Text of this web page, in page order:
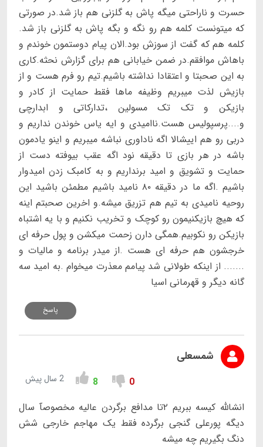
حسرت و ناراحتی میگه پاش به گلزنی هم باز شد.در صورتی
که میتونست کلمه هم رو نگه و بگه پاش به گلزنی باز شد.
کلمه هم که گفت از سوزش بود.الان پیام دوستمون خوندم و
باهاش موافقم.در ضمن خیابانی هم برای گزارش نحثه.کاری
به این صحبتا و اعتقادا نداشته باشیم.تیم رو فرم هست و از
بازیش لذت میبریم وظیفه ماها فقط حمایت از کادر و
بازیکن و تک تک مسولین ،تدارکاتی و ابدارچی
و....پرسپولیس هست.ناامیدی و ایه یاس خوندن نداریم و
دربی رو هم اییشالا اگه ناداوری نباشه میبریم و اینو یادمون
باشه در هر بازی تا دقیقه نود اگه عقب بیوفته دست از
حمایت و تشویق و امید برنداریم و به کامبک زدن امیدوار
باشیم .اگه ما در دقیقه ۸۰ نامید باشیم مطمئن باشید این
روحیه نامیدی به تیم هم تزریق میشه.و اخرین صحبتم اینه
که هیچ بازیکنیمون رو کوچک و تخریب نکنیم و با یه اشتباه
بازیکن رو نکوبیم.همگی دارن زحمت میکشن و پول حرفه ای
خرجشون هم حرفه ای هست .از میدر برنامه و مالیات و
....... از اینکه طولانی شد پیامم معذرت میخوام .به امید سه
گانه دیگر و قهرمانی اسیا
پاسخ
شمسعلی
0
8 2 سال پیش
انشالله کیسه ببریم ۲تا مدافع برگردن عالیه مخصوصآ سال
ديگه پورعلی گنجی برگرده فقط یک مهاجم خارجی شش
دنگ بگيريم چه ميشه